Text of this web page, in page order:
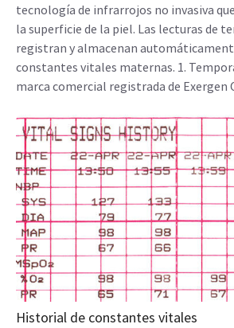
tecnología de infrarrojos no invasiva
la superficie de la piel. Las lecturas de
registran y almacenan
constantes vitales maternas. 1.
marca comercial registrada de Exergen
Historial de constantes vitales